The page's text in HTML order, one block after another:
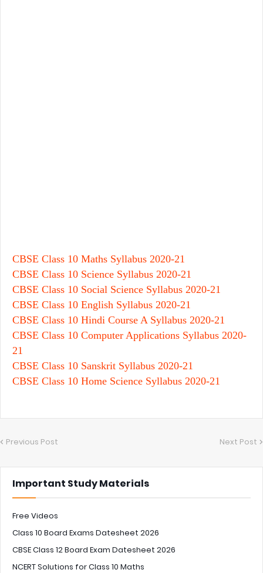
CBSE Class 10 Maths Syllabus 2020-21
CBSE Class 10 Science Syllabus 2020-21
CBSE Class 10 Social Science Syllabus 2020-21
CBSE Class 10 English Syllabus 2020-21
CBSE Class 10 Hindi Course A Syllabus 2020-21
CBSE Class 10 Computer Applications Syllabus 2020-
21
CBSE Class 10 Sanskrit Syllabus 2020-21
CBSE Class 10 Home Science Syllabus 2020-21
Previous Post Next Post
Important Study Materials
Free Videos
Class 10 Board Exams Datesheet 2026
CBSE Class 12 Board Exam Datesheet 2026
NCERT Solutions for Class 10 Maths